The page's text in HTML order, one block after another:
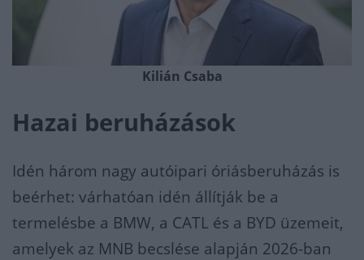
Kilián Csaba
Hazai beruházások
Idén három nagy autóipari óriásberuházás is
beérhet: várhatóan idén állítják be a
termelésbe a BMW, a CATL és a BYD üzemeit,
amelyek az MNB becslése alapján 2026-ban